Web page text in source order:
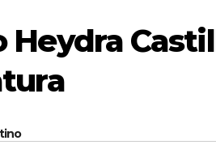
Heydra